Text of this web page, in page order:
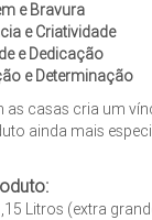
e Bravura
e Criatividade
e Dedicação
e Determinação
as casas cria um
ainda mais
Litros (extra